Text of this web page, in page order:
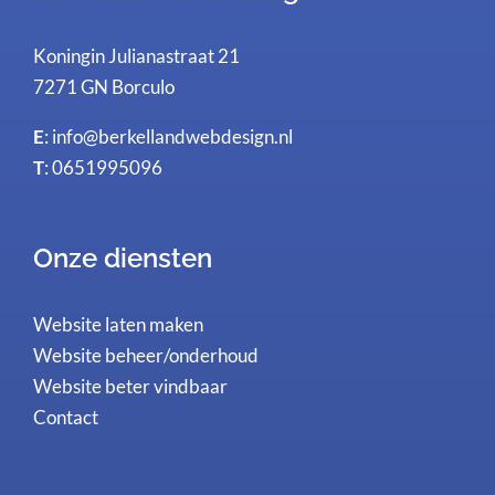
Koningin Julianastraat 21
7271 GN Borculo
E: info@berkellandwebdesign.nl
T: 0651995096
Onze diensten
Website laten maken
Website beheer/onderhoud
Website beter vindbaar
Contact